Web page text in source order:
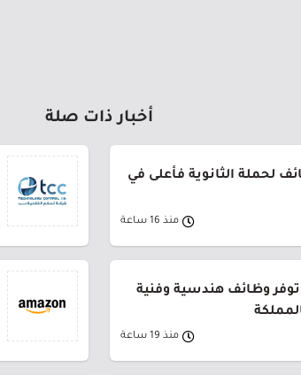
أخبار ذات صلة
لحملة الثانوية فأعلى في
منذ 16 ساعة
وظائف هندسية وفنية
منذ 19 ساعة